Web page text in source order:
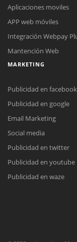
Nuestros ejecutivos
Complete el
Todos nuestros
para enviarnos un
Aplicaciones moviles
APP web móviles
Integración Webpay
Mantención Web
MARKETING
Publicidad en facebook
Publicidad en google
Email Marketing
Social media
Publicidad en twitter
Publicidad en youtube
Publicidad en waze